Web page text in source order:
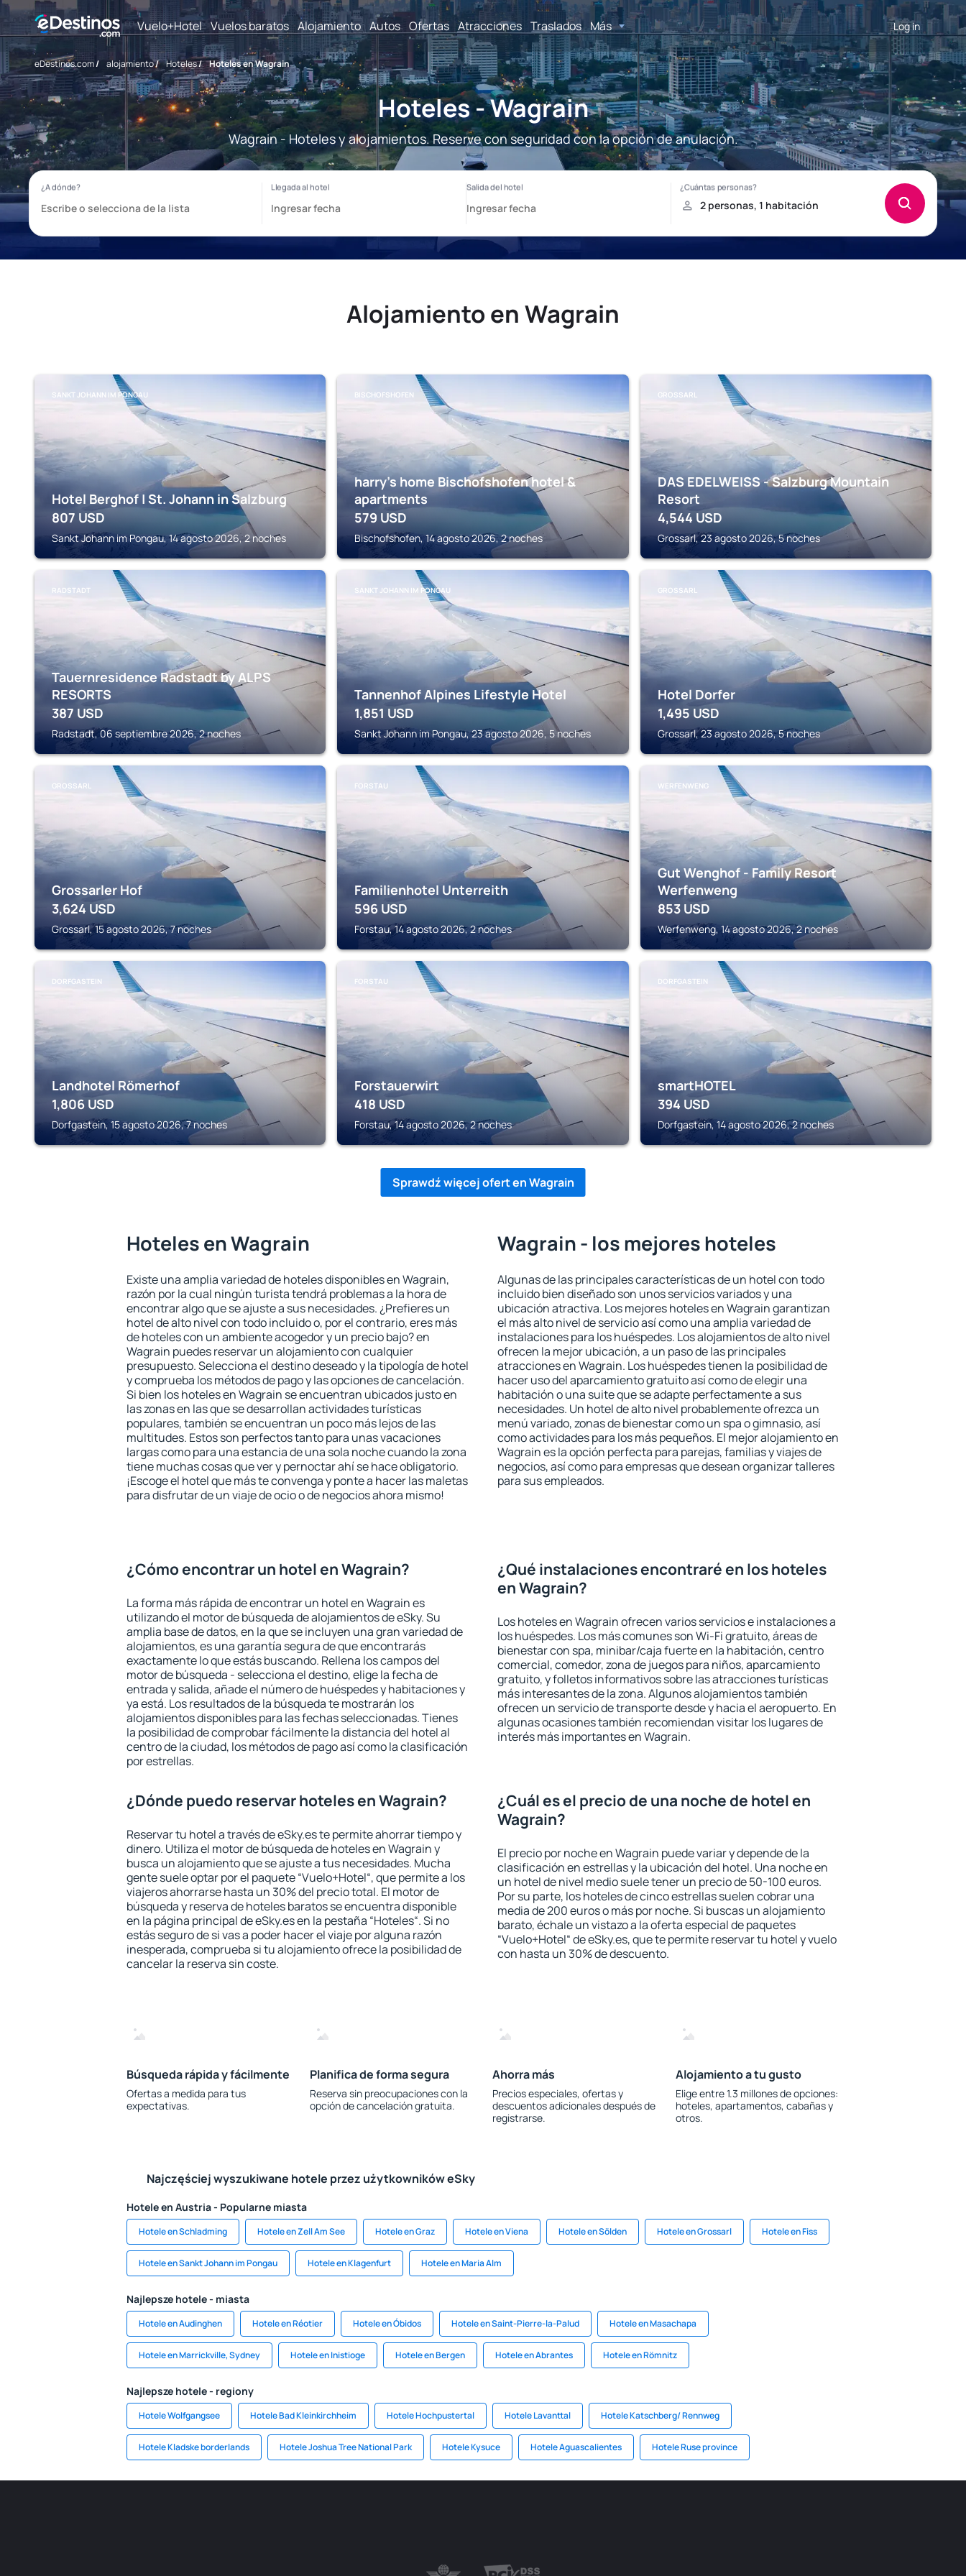
Vuelo+Hotel Vuelos baratos Alojamiento Autos Ofertas Atracciones Traslados Más Log in
eDestinos.com/ alojamiento/ Hoteles/ Hoteles en Wagrain
Hoteles - Wagrain
Wagrain - Hoteles y alojamientos. Reserve con seguridad con la opción de anulación.
Alojamiento en Wagrain
SANKT JOHANN IM PONGAU
Hotel Berghof | St. Johann in Salzburg
807 USD
Sankt Johann im Pongau, 14 agosto 2026, 2 noches
BISCHOFSHOFEN
harry’s home Bischofshofen hotel &
apartments
579 USD
Bischofshofen, 14 agosto 2026, 2 noches
GROSSARL
DAS EDELWEISS - Salzburg Mountain
Resort
4,544 USD
Grossarl, 23 agosto 2026, 5 noches
RADSTADT
Tauernresidence Radstadt by ALPS
RESORTS
387 USD
Radstadt, 06 septiembre 2026, 2 noches
SANKT JOHANN IM PONGAU
Tannenhof Alpines Lifestyle Hotel
1,851 USD
Sankt Johann im Pongau, 23 agosto 2026, 5 noches
GROSSARL
Hotel Dorfer
1,495 USD
Grossarl, 23 agosto 2026, 5 noches
GROSSARL
Grossarler Hof
3,624 USD
Grossarl, 15 agosto 2026, 7 noches
FORSTAU
Familienhotel Unterreith
596 USD
Forstau, 14 agosto 2026, 2 noches
WERFENWENG
Gut Wenghof - Family Resort
Werfenweng
853 USD
Werfenweng, 14 agosto 2026, 2 noches
DORFGASTEIN
Landhotel Römerhof
1,806 USD
Dorfgastein, 15 agosto 2026, 7 noches
FORSTAU
Forstauerwirt
418 USD
Forstau, 14 agosto 2026, 2 noches
DORFGASTEIN
smartHOTEL
394 USD
Dorfgastein, 14 agosto 2026, 2 noches
Sprawdź więcej ofert en Wagrain
Hoteles en Wagrain
Existe una amplia variedad de hoteles disponibles en Wagrain,
razón por la cual ningún turista tendrá problemas a la hora de
encontrar algo que se ajuste a sus necesidades. ¿Prefieres un
hotel de alto nivel con todo incluido o, por el contrario, eres más
de hoteles con un ambiente acogedor y un precio bajo? en
Wagrain puedes reservar un alojamiento con cualquier
presupuesto. Selecciona el destino deseado y la tipología de hotel
y comprueba los métodos de pago y las opciones de cancelación.
Si bien los hoteles en Wagrain se encuentran ubicados justo en
las zonas en las que se desarrollan actividades turísticas
populares, también se encuentran un poco más lejos de las
multitudes. Estos son perfectos tanto para unas vacaciones
largas como para una estancia de una sola noche cuando la zona
tiene muchas cosas que ver y pernoctar ahí se hace obligatorio.
¡Escoge el hotel que más te convenga y ponte a hacer las maletas
para disfrutar de un viaje de ocio o de negocios ahora mismo!
Wagrain - los mejores hoteles
Algunas de las principales características de un hotel con todo
incluido bien diseñado son unos servicios variados y una
ubicación atractiva. Los mejores hoteles en Wagrain garantizan
el más alto nivel de servicio así como una amplia variedad de
instalaciones para los huéspedes. Los alojamientos de alto nivel
ofrecen la mejor ubicación, a un paso de las principales
atracciones en Wagrain. Los huéspedes tienen la posibilidad de
hacer uso del aparcamiento gratuito así como de elegir una
habitación o una suite que se adapte perfectamente a sus
necesidades. Un hotel de alto nivel probablemente ofrezca un
menú variado, zonas de bienestar como un spa o gimnasio, así
como actividades para los más pequeños. El mejor alojamiento en
Wagrain es la opción perfecta para parejas, familias y viajes de
negocios, así como para empresas que desean organizar talleres
para sus empleados.
¿Cómo encontrar un hotel en Wagrain?
La forma más rápida de encontrar un hotel en Wagrain es
utilizando el motor de búsqueda de alojamientos de eSky. Su
amplia base de datos, en la que se incluyen una gran variedad de
alojamientos, es una garantía segura de que encontrarás
exactamente lo que estás buscando. Rellena los campos del
motor de búsqueda - selecciona el destino, elige la fecha de
entrada y salida, añade el número de huéspedes y habitaciones y
ya está. Los resultados de la búsqueda te mostrarán los
alojamientos disponibles para las fechas seleccionadas. Tienes
la posibilidad de comprobar fácilmente la distancia del hotel al
centro de la ciudad, los métodos de pago así como la clasificación
por estrellas.
¿Qué instalaciones encontraré en los hoteles
en Wagrain?
Los hoteles en Wagrain ofrecen varios servicios e instalaciones a
los huéspedes. Los más comunes son Wi-Fi gratuito, áreas de
bienestar con spa, minibar/caja fuerte en la habitación, centro
comercial, comedor, zona de juegos para niños, aparcamiento
gratuito, y folletos informativos sobre las atracciones turísticas
más interesantes de la zona. Algunos alojamientos también
ofrecen un servicio de transporte desde y hacia el aeropuerto. En
algunas ocasiones también recomiendan visitar los lugares de
interés más importantes en Wagrain.
¿Dónde puedo reservar hoteles en Wagrain?
Reservar tu hotel a través de eSky.es te permite ahorrar tiempo y
dinero. Utiliza el motor de búsqueda de hoteles en Wagrain y
busca un alojamiento que se ajuste a tus necesidades. Mucha
gente suele optar por el paquete “Vuelo+Hotel“, que permite a los
viajeros ahorrarse hasta un 30% del precio total. El motor de
búsqueda y reserva de hoteles baratos se encuentra disponible
en la página principal de eSky.es en la pestaña “Hoteles“. Si no
estás seguro de si vas a poder hacer el viaje por alguna razón
inesperada, comprueba si tu alojamiento ofrece la posibilidad de
cancelar la reserva sin coste.
¿Cuál es el precio de una noche de hotel en
Wagrain?
El precio por noche en Wagrain puede variar y depende de la
clasificación en estrellas y la ubicación del hotel. Una noche en
un hotel de nivel medio suele tener un precio de 50-100 euros.
Por su parte, los hoteles de cinco estrellas suelen cobrar una
media de 200 euros o más por noche. Si buscas un alojamiento
barato, échale un vistazo a la oferta especial de paquetes
“Vuelo+Hotel“ de eSky.es, que te permite reservar tu hotel y vuelo
con hasta un 30% de descuento.
Búsqueda rápida y fácilmente
Ofertas a medida para tus
expectativas.
Planifica de forma segura
Reserva sin preocupaciones con la
opción de cancelación gratuita.
Ahorra más
Precios especiales, ofertas y
descuentos adicionales después de
registrarse.
Alojamiento a tu gusto
Elige entre 1.3 millones de opciones:
hoteles, apartamentos, cabañas y
otros.
Najczęściej wyszukiwane hotele przez użytkowników eSky
Hotele en Austria - Popularne miasta
Hotele en Schladming Hotele en Zell Am See Hotele en Graz Hotele en Viena Hotele en Sölden Hotele en Grossarl Hotele en Fiss
Hotele en Sankt Johann im Pongau Hotele en Klagenfurt Hotele en Maria Alm
Najlepsze hotele - miasta
Hotele en Audinghen Hotele en Réotier Hotele en Óbidos Hotele en Saint-Pierre-la-Palud Hotele en Masachapa
Hotele en Marrickville, Sydney Hotele en Inistioge Hotele en Bergen Hotele en Abrantes Hotele en Römnitz
Najlepsze hotele - regiony
Hotele Wolfgangsee Hotele Bad Kleinkirchheim Hotele Hochpustertal Hotele Lavanttal Hotele Katschberg/ Rennweg
Hotele Kladske borderlands Hotele Joshua Tree National Park Hotele Kysuce Hotele Aguascalientes Hotele Ruse province